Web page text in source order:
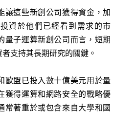
讓這些新創公司獲得資金，加
資於他們已經看到需求的市
量子運算新創公司而言，短期
支持其長期研究的關鍵。
歐盟已投入數十億美元用於量
獲得運算和網路安全的戰略優
常著重於或包含來自大學和國